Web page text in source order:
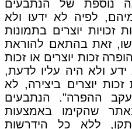
נוספת של הנתבעים
לפיה לא ידעו ולא
זכויות יוצרים בתמונות
זאת בהתאם להוראת
"הופרה זכות יוצרים או זכות
ולא היה עליו לדעת,
יוצרים ביצירה, לא
עקב ההפרה". הנתבעים
שהקימו באמצעות
ללא כל הידרשות